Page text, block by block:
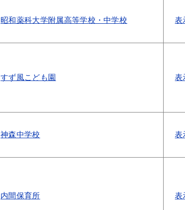
昭和薬科大学附属高等学校・中学校 表
すず風こども園 表
神森中学校 表
内間保育所 表